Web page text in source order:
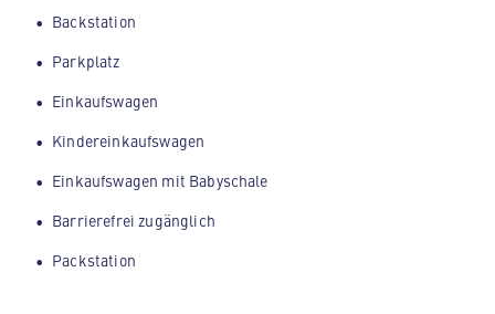
Backstation
Parkplatz
Einkaufswagen
Kindereinkaufswagen
Einkaufswagen mit Babyschale
Barrierefrei zugänglich
Packstation